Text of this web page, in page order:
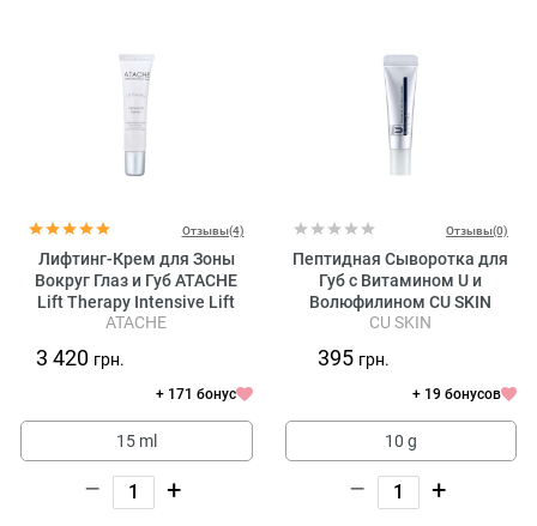
Отзывы(4)
Лифтинг-Крем для Зоны
Вокруг Глаз и Губ ATACHE
Lift Therapy Intensive Lift
Contour
ATACHE
3 420 грн.
+ 171 бонус
15 ml
– +
Отзывы(0)
Пептидная Сыворотка для
Губ с Витамином U и
Волюфилином CU SKIN
Vitamin U Lip Veil Serum
CU SKIN
395 грн.
+ 19 бонусов
10 g
– +